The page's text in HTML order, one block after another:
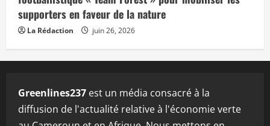
supporters en faveur de la nature
La Rédaction juin 26, 2026
Greenlines237 est un média consacré à la
diffusion de l'actualité relative à l'économie verte